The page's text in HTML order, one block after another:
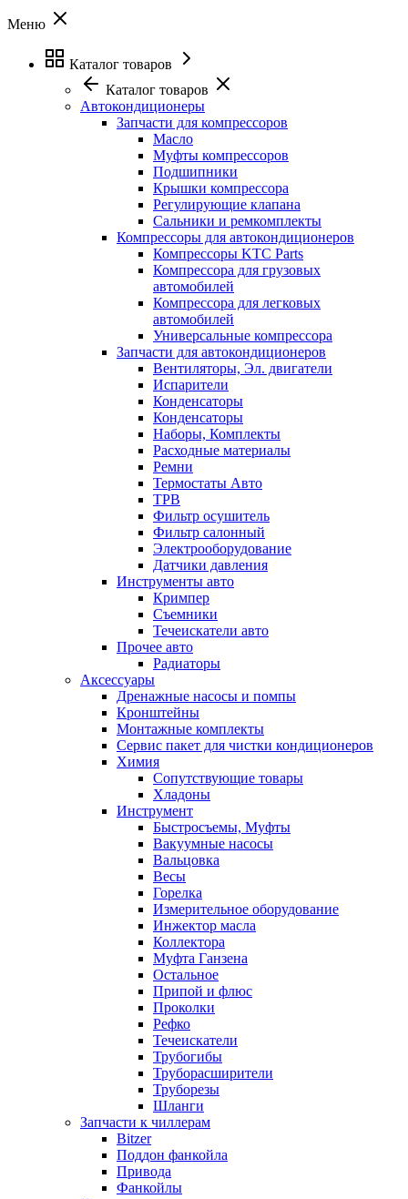
Меню
Каталог товаров
Каталог товаров
Автокондиционеры
Запчасти для компрессоров
Масло
Муфты компрессоров
Подшипники
Крышки компрессора
Регулирующие клапана
Сальники и ремкомплекты
Компрессоры для автокондиционеров
Компрессоры KTC Parts
Компрессора для грузовых
автомобилей
Компрессора для легковых
автомобилей
Универсальные компрессора
Запчасти для автокондиционеров
Вентиляторы, Эл. двигатели
Испарители
Конденсаторы
Конденсаторы
Наборы, Комплекты
Расходные материалы
Ремни
Термостаты Авто
ТРВ
Фильтр осушитель
Фильтр салонный
Электрооборудование
Датчики давления
Инструменты авто
Кримпер
Съемники
Течеискатели авто
Прочее авто
Радиаторы
Аксессуары
Дренажные насосы и помпы
Кронштейны
Монтажные комплекты
Сервис пакет для чистки кондиционеров
Химия
Сопутствующие товары
Хладоны
Инструмент
Быстросъемы, Муфты
Вакуумные насосы
Вальцовка
Весы
Горелка
Измерительное оборудование
Инжектор масла
Коллектора
Муфта Ганзена
Остальное
Припой и флюс
Проколки
Рефко
Течеискатели
Трубогибы
Труборасширители
Труборезы
Шланги
Запчасти к чиллерам
Bitzer
Поддон фанкойла
Привода
Фанкойлы